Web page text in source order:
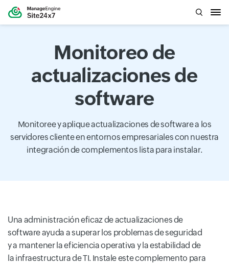
Monitoreo de
actualizaciones de
software
Monitoree y aplique actualizaciones de software a los
servidores cliente en entornos empresariales con nuestra
integración de complementos lista para instalar.
Una administración eficaz de actualizaciones de
software ayuda a superar los problemas de seguridad
y a mantener la eficiencia operativa y la estabilidad de
la infraestructura de TI. Instale este complemento para